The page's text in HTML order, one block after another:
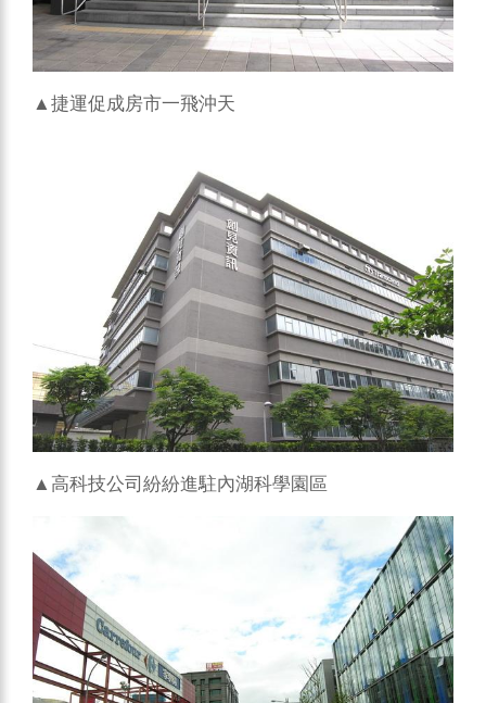
▲捷運促成房市一飛沖天
▲高科技公司紛紛進駐內湖科學園區